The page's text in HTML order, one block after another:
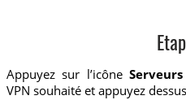
Appuyez sur l’icône Serveurs
VPN souhaité et appuyez